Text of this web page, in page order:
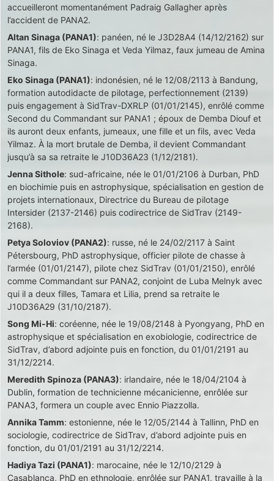
accueilleront momentanément Padraig Gallagher après
l’accident de PANA2.
Altan Sinaga (PANA1): panéen, né le J3D28A4 (14/12/2162) sur
PANA1, fils de Eko Sinaga et Veda Yilmaz, faux jumeau de Amina
Sinaga.
Eko Sinaga (PANA1): indonésien, né le 12/08/2113 à Bandung,
formation autodidacte de pilotage, perfectionnement (2139)
puis engagement à SidTrav-DXRLP (01/01/2145), enrôlé comme
Second du Commandant sur PANA1 ; époux de Demba Diouf et
ils auront deux enfants, jumeaux, une fille et un fils, avec Veda
Yilmaz. À la mort brutale de Demba, il devient Commandant
jusqu’à sa sa retraite le J10D36A23 (1/12/2181).
Jenna Sithole: sud-africaine, née le 01/01/2106 à Durban, PhD
en biochimie puis en astrophysique, spécialisation en gestion de
projets internationaux, Directrice du Bureau de pilotage
Intersider (2137-2146) puis codirectrice de SidTrav (2149-
2168).
Petya Soloviov (PANA2): russe, né le 24/02/2117 à Saint
Pétersbourg, PhD astrophysique, officier pilote de chasse à
l’armée (01/01/2147), pilote chez SidTrav (01/01/2150), enrôlé
comme Commandant sur PANA2, conjoint de Luba Melnyk avec
qui il a deux filles, Tamara et Lilia, prend sa retraite le
J10D36A29 (31/10/2187).
Song Mi-Hi: coréenne, née le 19/08/2148 à Pyongyang, PhD en
astrophysique et spécialisation en exobiologie, codirectrice de
SidTrav, d’abord adjointe puis en fonction, du 01/01/2191 au
31/12/2214.
Meredith Spinoza (PANA3): irlandaire, née le 18/04/2104 à
Dublin, formation de technicienne mécanicienne, enrôlée sur
PANA3, formera un couple avec Ennio Piazzolla.
Annika Tamm: estonienne, née le 12/05/2144 à Tallinn, PhD en
sociologie, codirectrice de SidTrav, d’abord adjointe puis en
fonction, du 01/01/2191 au 31/12/2214.
Hadiya Tazi (PANA1): marocaine, née le 12/10/2129 à
Casablanca, PhD en ethnologie, enrôlée sur PANA1, travaille à la